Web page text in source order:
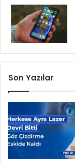
Son Yazılar